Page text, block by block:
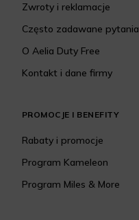
Zwroty i reklamacje
Często zadawane pytania
O Aelia Duty Free
Kontakt i dane firmy
PROMOCJE I BENEFITY
Rabaty i promocje
Program Kameleon
Program Miles & More